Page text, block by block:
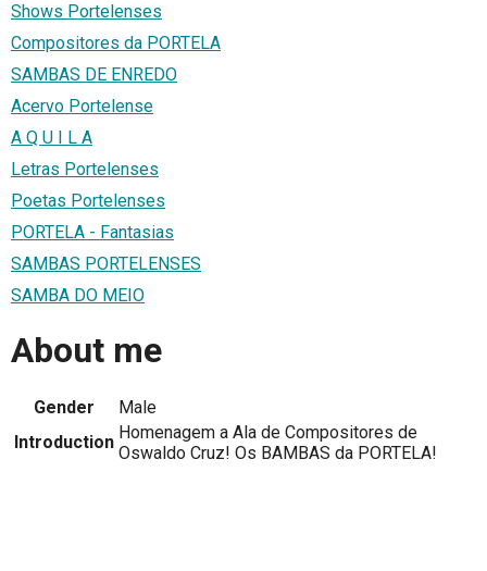
Shows Portelenses
Compositores da PORTELA
SAMBAS DE ENREDO
Acervo Portelense
A Q U I L A
Letras Portelenses
Poetas Portelenses
PORTELA - Fantasias
SAMBAS PORTELENSES
SAMBA DO MEIO
About me
Gender
Male
Introduction Homenagem a Ala de Compositores de
Oswaldo Cruz! Os BAMBAS da PORTELA!